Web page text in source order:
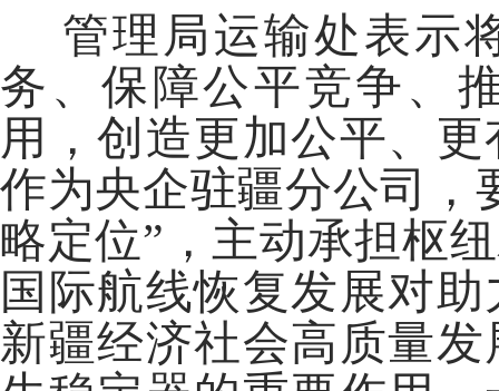
管理局运输处表示
务、保障公平竞争、
用，创造更加公平、
作为央企驻疆分公司，
略定位”，主动承担枢
国际航线恢复发展对
新疆经济社会高质量